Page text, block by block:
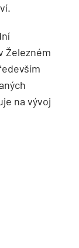
Železném
na vývoj